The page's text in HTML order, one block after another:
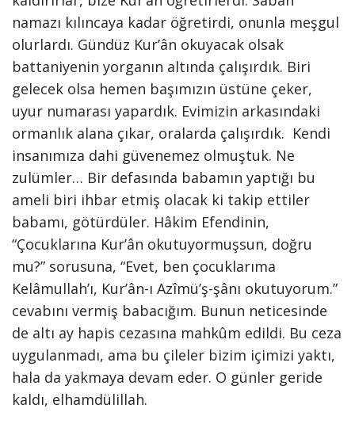
namazı kılıncaya kadar öğretirdi, onunla meşgul
olurlardı. Gündüz Kur’ân okuyacak olsak
battaniyenin yorganın altında çalışırdık. Biri
gelecek olsa hemen başımızın üstüne çeker,
uyur numarası yapardık. Evimizin arkasındaki
ormanlık alana çıkar, oralarda çalışırdık. Kendi
insanımıza dahi güvenemez olmuştuk. Ne
zulümler… Bir defasında babamın yaptığı bu
ameli biri ihbar etmiş olacak ki takip ettiler
babamı, götürdüler. Hâkim Efendinin,
“Çocuklarına Kur’ân okutuyormuşsun, doğru
mu?” sorusuna, “Evet, ben çocuklarıma
Kelâmullah’ı, Kur’ân-ı Azîmü’ş-şânı okutuyorum.”
cevabını vermiş babacığım. Bunun neticesinde
de altı ay hapis cezasına mahkûm edildi. Bu ceza
uygulanmadı, ama bu çileler bizim içimizi yaktı,
hala da yakmaya devam eder. O günler geride
kaldı, elhamdülillah.